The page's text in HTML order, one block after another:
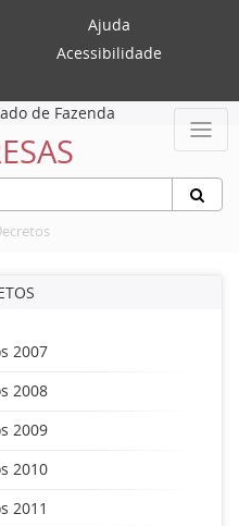
Ajuda
Acessibilidade
de Fazenda
2007
2008
2009
2010
2011